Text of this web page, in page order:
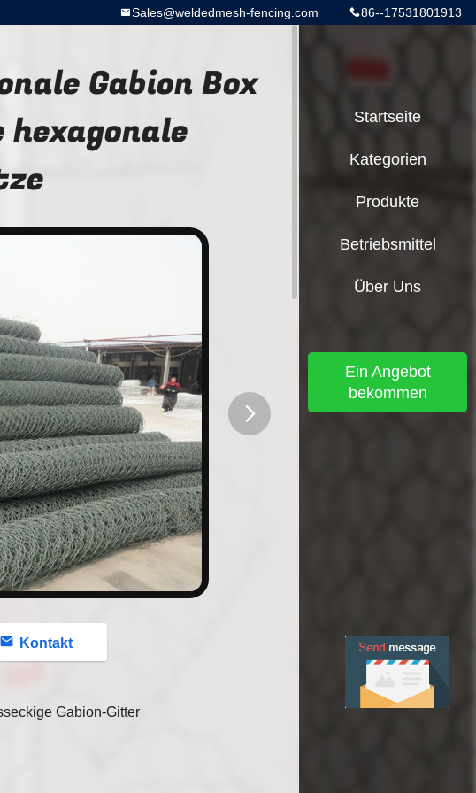
86--17531801913
Sales@weldedmesh-fencing.com
Gabion Box
Kontakt
Gabion-Gitter
Startseite
Kategorien
Produkte
Betriebsmittel
Über Uns
Ein Angebot
bekommen